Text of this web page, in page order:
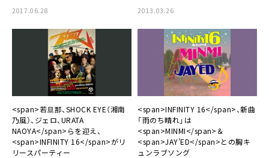
2017.06.28 2013.03.26
<span>若旦那、SHOCK EYE（湘南
乃風）、ジェロ、URATA
NAOYA</span>らを迎え、
<span>INFINITY 16</span>がリ
リースパーティー
<span>INFINITY 16</span>、新曲
「雨のち晴れ」は
<span>MINMI</span>＆
<span>JAY’ED</span>との胸キ
ュンラブソング